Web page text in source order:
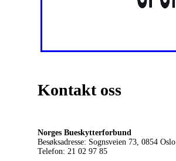
Kontakt oss
Norges Bueskytterforbund
Besøksadresse: Sognsveien 73, 0854 Oslo
Telefon: 21 02 97 85